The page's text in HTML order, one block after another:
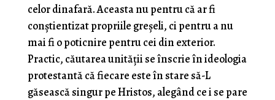
celor dinafară. Aceasta nu pentru că ar fi
conștientizat propriile greșeli, ci pentru a nu
mai fi o poticnire pentru cei din exterior.
Practic, căutarea unității se înscrie în ideologia
protestantă că fiecare este în stare să-L
găsească singur pe Hristos, alegând ce i se pare